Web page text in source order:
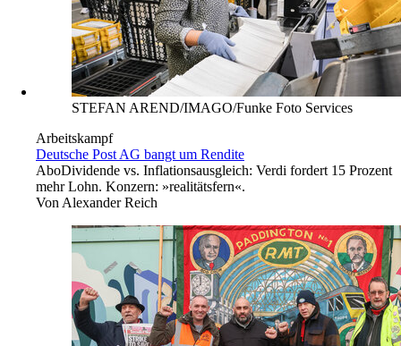
STEFAN AREND/IMAGO/Funke Foto Services
Arbeitskampf
Deutsche Post AG bangt um Rendite
AboDividende vs. Inflationsausgleich: Verdi fordert 15 Prozent
mehr Lohn. Konzern: »realitätsfern«.
Von Alexander Reich